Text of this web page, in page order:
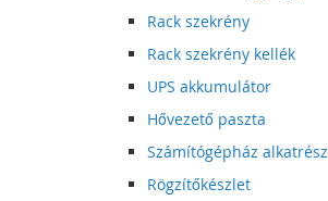
Rack szekrény
Rack szekrény kellék
UPS akkumulátor
Hővezető paszta
Számítógépház alkatrész
Rögzítőkészlet